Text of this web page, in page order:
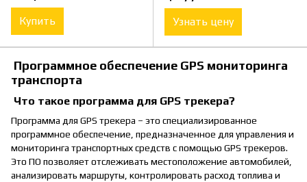
Программное обеспечение GPS мониторинга
транспорта
Что такое программа для GPS трекера?
Программа для GPS трекера – это специализированное
программное обеспечение, предназначенное для управления и
мониторинга транспортных средств с помощью GPS трекеров.
Это ПО позволяет отслеживать местоположение автомобилей,
анализировать маршруты, контролировать расход топлива и
Купить Узнать цену